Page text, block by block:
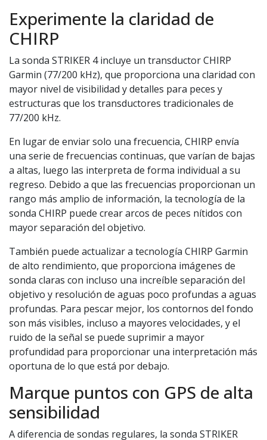
Experimente la claridad de
CHIRP
La sonda STRIKER 4 incluye un transductor CHIRP
Garmin (77/200 kHz), que proporciona una claridad con
mayor nivel de visibilidad y detalles para peces y
estructuras que los transductores tradicionales de
77/200 kHz.
En lugar de enviar solo una frecuencia, CHIRP envía
una serie de frecuencias continuas, que varían de bajas
a altas, luego las interpreta de forma individual a su
regreso. Debido a que las frecuencias proporcionan un
rango más amplio de información, la tecnología de la
sonda CHIRP puede crear arcos de peces nítidos con
mayor separación del objetivo.
También puede actualizar a tecnología CHIRP Garmin
de alto rendimiento, que proporciona imágenes de
sonda claras con incluso una increíble separación del
objetivo y resolución de aguas poco profundas a aguas
profundas. Para pescar mejor, los contornos del fondo
son más visibles, incluso a mayores velocidades, y el
ruido de la señal se puede suprimir a mayor
profundidad para proporcionar una interpretación más
oportuna de lo que está por debajo.
Marque puntos con GPS de alta
sensibilidad
A diferencia de sondas regulares, la sonda STRIKER